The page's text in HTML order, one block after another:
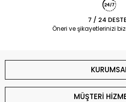
7 / 24
Öneri ve şikayetlerinizi
MÜŞTERİ